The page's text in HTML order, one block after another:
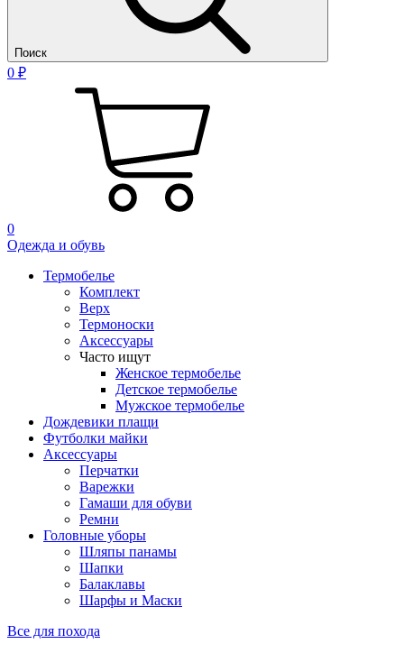
Поиск
0 ₽
0
Одежда и обувь
Термобелье
Комплект
Верх
Термоноски
Аксессуары
Часто ищут
Женское термобелье
Детское термобелье
Мужское термобелье
Дождевики плащи
Футболки майки
Аксессуары
Перчатки
Варежки
Гамаши для обуви
Ремни
Головные уборы
Шляпы панамы
Шапки
Балаклавы
Шарфы и Маски
Все для похода